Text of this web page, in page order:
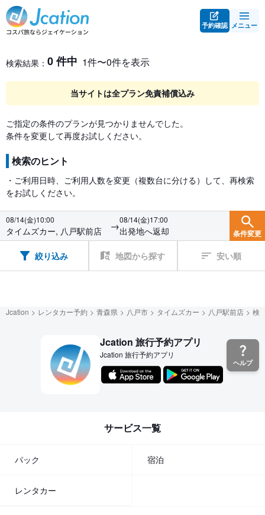
予約確認 メニュー
レンタカー検索・比較
レンタカー検索結果
検索結果： 0 件中 1件〜0件を表示
当サイトは全プラン免責補償込み
ご指定の条件のプランが見つかりませんでした。
条件を変更して再度お試しください。
検索のヒント
・ご利用日時、ご利用人数を変更（複数台に分ける）して、再検索
をお試しください。
08/14(金)10:00
タイムズカー, 八戸駅前店 →08/14(金)17:00
出発地へ返却 条件変更
絞り込み 地図から探す 安い順
ヘルプ
Jcation レンタカー予約 青森県 八戸市 タイムズカー 八戸駅前店 検
Jcation 旅行予約アプリ
Jcation 旅行予約アプリ
サービス一覧
パック 宿泊
レンタカー